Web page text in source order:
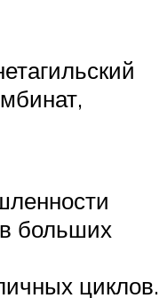
больших
циклов.